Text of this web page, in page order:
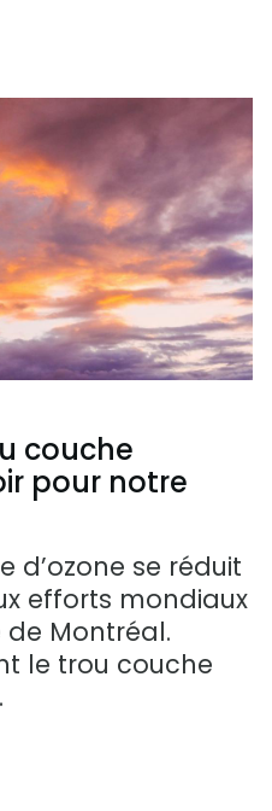
couche
pour notre
d’ozone se réduit
efforts mondiaux
Montréal.
le trou couche